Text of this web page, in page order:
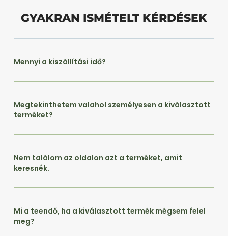
GYAKRAN ISMÉTELT KÉRDÉSEK
Mennyi a kiszállítási idő?
Megtekinthetem valahol személyesen a kiválasztott
terméket?
Nem találom az oldalon azt a terméket, amit
keresnék.
Mi a teendő, ha a kiválasztott termék mégsem felel
meg?